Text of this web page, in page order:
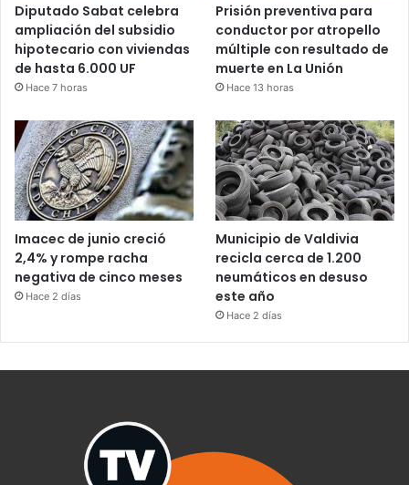
Diputado Sabat celebra
ampliación del subsidio
hipotecario con viviendas
de hasta 6.000 UF
Hace 7 horas
Prisión preventiva para
conductor por atropello
múltiple con resultado de
muerte en La Unión
Hace 13 horas
Imacec de junio creció
2,4% y rompe racha
negativa de cinco meses
Hace 2 días
Municipio de Valdivia
recicla cerca de 1.200
neumáticos en desuso
este año
Hace 2 días